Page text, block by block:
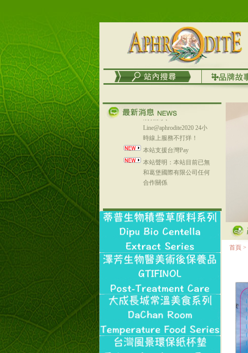
列，可以郵寄至部分亞太
在外租屋者、居住處無管
理員、不方便在工作地點
取件者，歡迎多多使用
【郵局i郵箱】的服務喔～
【i郵箱】設立的地點，請
成功加入
Line@aphrodite2020 24小
時線上服務不打烊！
本站支援台灣Pay
本站聲明：本站目前已無
和葛堡國際有限公司任何
合作關係
本站支援支付宝
陆运费不限重量，调降为
NT$320(RMB￥71.00)
首頁 >